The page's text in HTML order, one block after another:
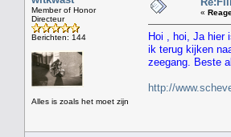
Member of Honor
Directeur
Berichten: 144
Alles is zoals het moet zijn
«
Hoi , hoi, Ja hier
ik terug kijken
zeegang. Beste
http://